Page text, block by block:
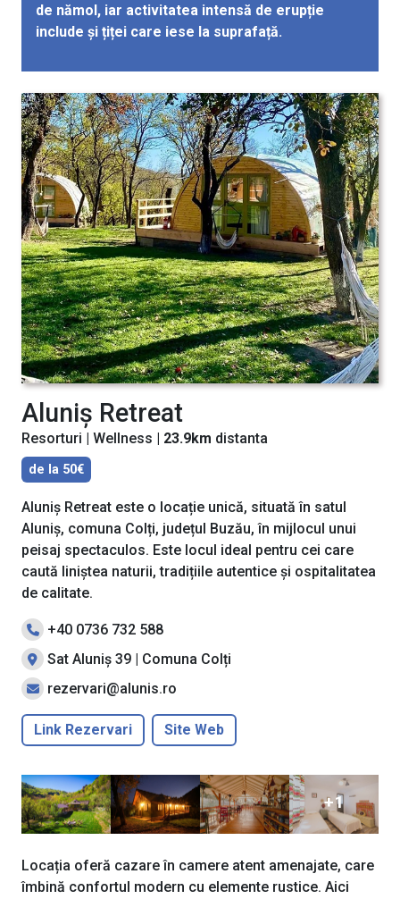
de nămol, iar activitatea intensă de erupție
include și țiței care iese la suprafață.
Aluniș Retreat
Resorturi | Wellness | 23.9km distanta
de la 50€
Aluniș Retreat este o locație unică, situată în satul
Aluniș, comuna Colți, județul Buzău, în mijlocul unui
peisaj spectaculos. Este locul ideal pentru cei care
caută liniștea naturii, tradițiile autentice și ospitalitatea
de calitate.
+40 0736 732 588
Sat Aluniș 39 | Comuna Colți
rezervari@alunis.ro
Link Rezervari Site Web
+1
Locația oferă cazare în camere atent amenajate, care
îmbină confortul modern cu elemente rustice. Aici